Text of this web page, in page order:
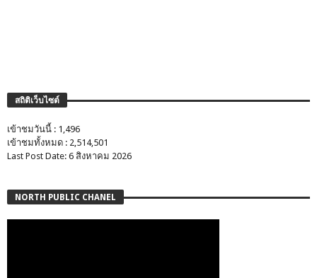
สถิติเว็บไซต์
เข้าชมวันนี้ : 1,496
เข้าชมทั้งหมด : 2,514,501
Last Post Date: 6 สิงหาคม 2026
NORTH PUBLIC CHANEL